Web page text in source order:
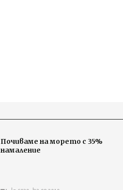
Почиваме на морето с 35%
намаление